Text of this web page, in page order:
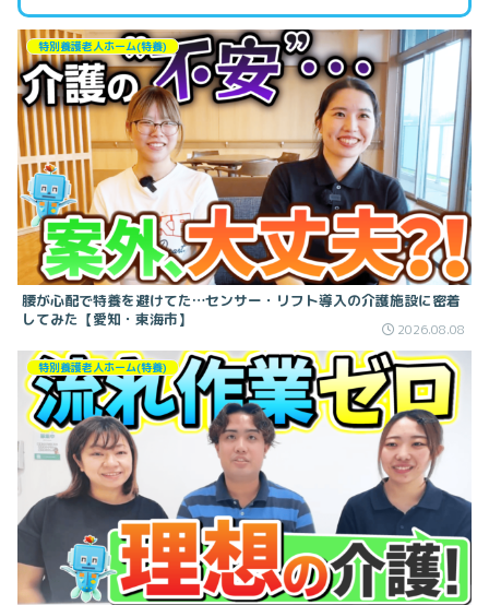
特別養護老人ホーム(特養)
腰が心配で特養を避けてた…センサー・リフト導入の介護施設に密着
してみた【愛知・東海市】
2026.08.08
特別養護老人ホーム(特養)